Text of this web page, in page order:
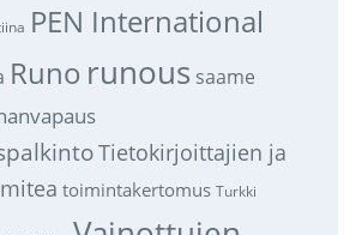
PEN International
Runo runous saame
Tietokirjoittajien ja
toimintakertomus Turkki